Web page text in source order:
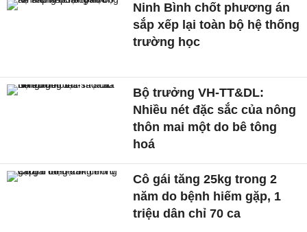
Ninh Bình chốt phương án
sắp xếp lại toàn bộ hệ thống
trường học
Bộ trưởng VH-TT&DL:
Nhiều nét đặc sắc của nông
thôn mai một do bê tông
hoá
Cô gái tăng 25kg trong 2
năm do bệnh hiếm gặp, 1
triệu dân chỉ 70 ca